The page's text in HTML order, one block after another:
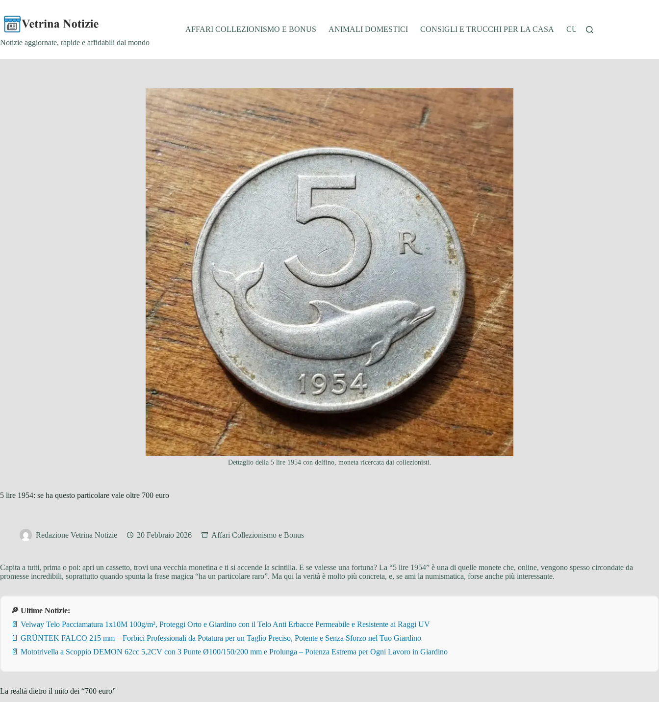
contenuto
Notizie aggiornate, rapide e affidabili dal mondo
AFFARI COLLEZIONISMO E BONUS ANIMALI DOMESTICI CONSIGLI E TRUCCHI PER LA CASA CUCINA E RICETTE
Dettaglio della 5 lire 1954 con delfino, moneta ricercata dai collezionisti.
5 lire 1954: se ha questo particolare vale oltre 700 euro
Redazione Vetrina Notizie 20 Febbraio 2026 Affari Collezionismo e Bonus
Capita a tutti, prima o poi: apri un cassetto, trovi una vecchia monetina e ti si accende la scintilla. E se valesse una fortuna? La “5 lire 1954” è una di quelle monete che, online, vengono spesso circondate da
promesse incredibili, soprattutto quando spunta la frase magica “ha un particolare raro”. Ma qui la verità è molto più concreta, e, se ami la numismatica, forse anche più interessante.
🔎 Ultime Notizie:
📄 Velway Telo Pacciamatura 1x10M 100g/m², Proteggi Orto e Giardino con il Telo Anti Erbacce Permeabile e Resistente ai Raggi UV
📄 GRÜNTEK FALCO 215 mm – Forbici Professionali da Potatura per un Taglio Preciso, Potente e Senza Sforzo nel Tuo Giardino
📄 Mototrivella a Scoppio DEMON 62cc 5,2CV con 3 Punte Ø100/150/200 mm e Prolunga – Potenza Estrema per Ogni Lavoro in Giardino
La realtà dietro il mito dei “700 euro”